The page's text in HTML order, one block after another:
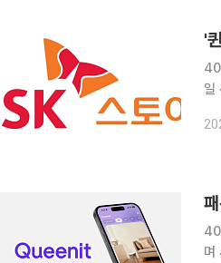
'
일
스
며 사업